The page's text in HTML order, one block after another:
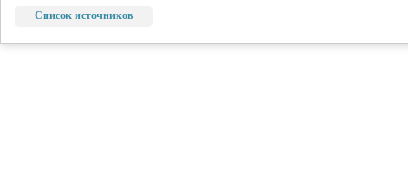
Список источников